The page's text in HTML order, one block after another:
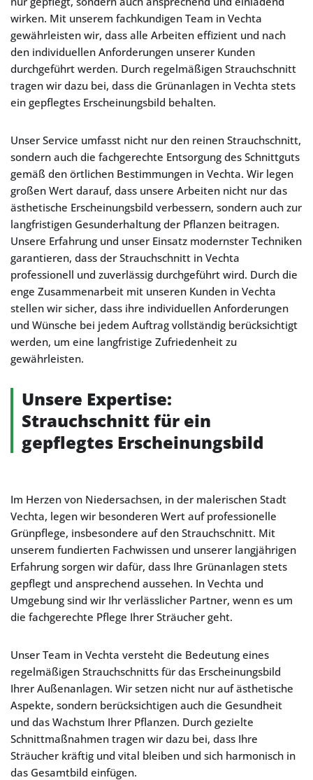
wirken. Mit unserem fachkundigen Team in Vechta
gewährleisten wir, dass alle Arbeiten effizient und nach
den individuellen Anforderungen unserer Kunden
durchgeführt werden. Durch regelmäßigen Strauchschnitt
tragen wir dazu bei, dass die Grünanlagen in Vechta stets
ein gepflegtes Erscheinungsbild behalten.
Unser Service umfasst nicht nur den reinen Strauchschnitt,
sondern auch die fachgerechte Entsorgung des Schnittguts
gemäß den örtlichen Bestimmungen in Vechta. Wir legen
großen Wert darauf, dass unsere Arbeiten nicht nur das
ästhetische Erscheinungsbild verbessern, sondern auch zur
langfristigen Gesunderhaltung der Pflanzen beitragen.
Unsere Erfahrung und unser Einsatz modernster Techniken
garantieren, dass der Strauchschnitt in Vechta
professionell und zuverlässig durchgeführt wird. Durch die
enge Zusammenarbeit mit unseren Kunden in Vechta
stellen wir sicher, dass ihre individuellen Anforderungen
und Wünsche bei jedem Auftrag vollständig berücksichtigt
werden, um eine langfristige Zufriedenheit zu
gewährleisten.
Unsere Expertise:
Strauchschnitt für ein
gepflegtes Erscheinungsbild
Im Herzen von Niedersachsen, in der malerischen Stadt
Vechta, legen wir besonderen Wert auf professionelle
Grünpflege, insbesondere auf den Strauchschnitt. Mit
unserem fundierten Fachwissen und unserer langjährigen
Erfahrung sorgen wir dafür, dass Ihre Grünanlagen stets
gepflegt und ansprechend aussehen. In Vechta und
Umgebung sind wir Ihr verlässlicher Partner, wenn es um
die fachgerechte Pflege Ihrer Sträucher geht.
Unser Team in Vechta versteht die Bedeutung eines
regelmäßigen Strauchschnitts für das Erscheinungsbild
Ihrer Außenanlagen. Wir setzen nicht nur auf ästhetische
Aspekte, sondern berücksichtigen auch die Gesundheit
und das Wachstum Ihrer Pflanzen. Durch gezielte
Schnittmaßnahmen tragen wir dazu bei, dass Ihre
Sträucher kräftig und vital bleiben und sich harmonisch in
das Gesamtbild einfügen.